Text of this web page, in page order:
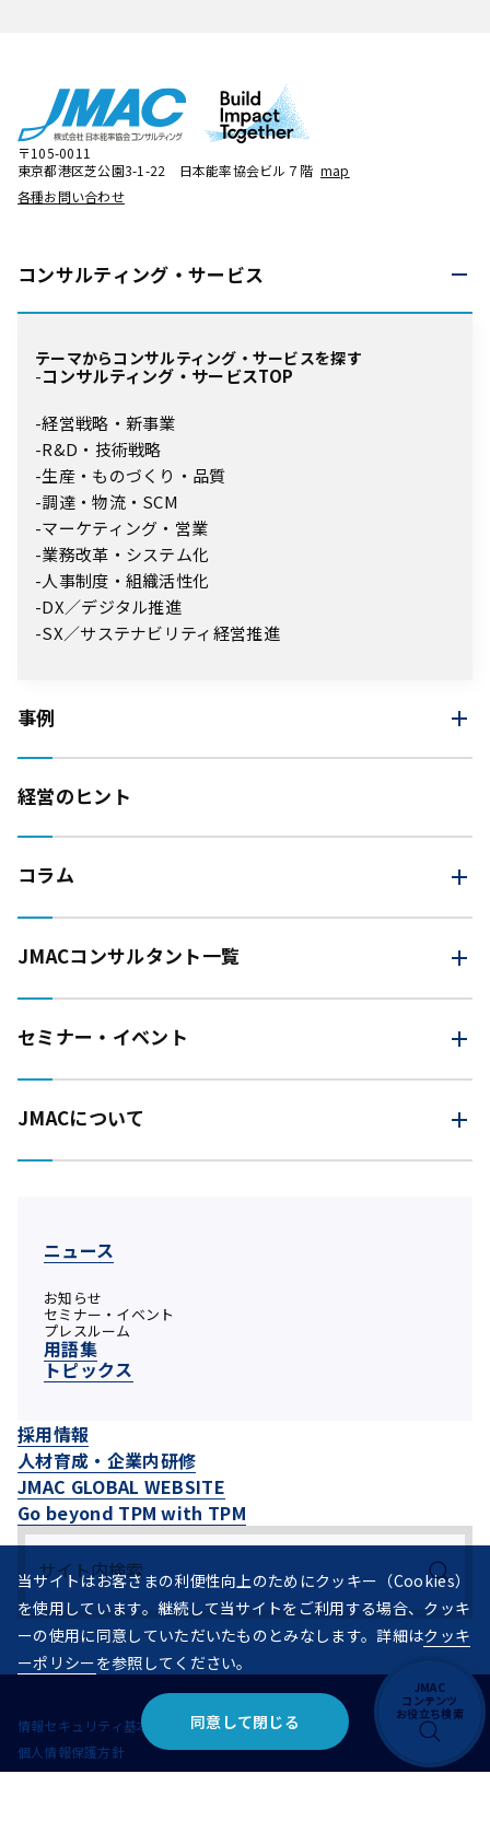
JMAC
コンテンツ
お役立ち検索
〒105-0011
東京都港区芝公園3-1-22 日本能率協会ビル７階 map
各種お問い合わせ
コンサルティング・ サービス
テーマからコンサルティング・サービスを探す
コンサルティング・サービスTOP
経営戦略・新事業
R&D・技術戦略
生産・ものづくり・品質
調達・物流・SCM
マーケティング・営業
業務改革・システム化
人事制度・組織活性化
DX／デジタル推進
SX／サステナビリティ経営推進
事例
経営のヒント
コラム
JMACコンサルタント一覧
セミナー・イベント
JMACについて
ニュース
お知らせ
セミナー・イベント
プレスルーム
用語集
トピックス
採用情報
人材育成・企業内研修
JMAC GLOBAL WEBSITE
Go beyond TPM with TPM
情報セキュリティ基本方針
個人情報保護方針
サイトの利用条件
当サイトはお客さまの利便性向上のためにクッキー（Cookies）
を使用しています。継続して当サイトをご利用する場合、クッキ
ーの使用に同意していただいたものとみなします。詳細はクッキ
ーポリシーを参照してください。
同意して閉じる